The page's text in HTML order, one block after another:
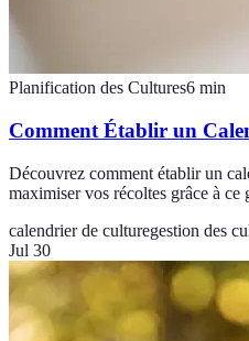
Planification des Cultures6 min
Comment Établir un
Découvrez comment établir un
maximiser vos récoltes grâce à ce
calendrier de culturegestion des
Jul 30